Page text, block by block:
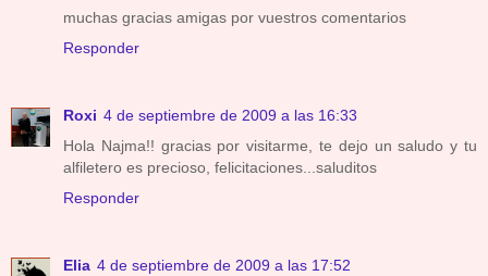
muchas gracias amigas por vuestros comentarios
Responder
Roxi 4 de septiembre de 2009 a las 16:33
Hola Najma!! gracias por visitarme, te dejo un saludo y tu
alfiletero es precioso, felicitaciones...saluditos
Responder
Elia 4 de septiembre de 2009 a las 17:52